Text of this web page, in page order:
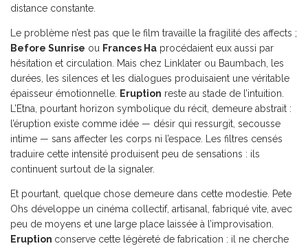
distance constante.
Le problème n’est pas que le film travaille la fragilité des affects ;
Before Sunrise ou Frances Ha procédaient eux aussi par
hésitation et circulation. Mais chez Linklater ou Baumbach, les
durées, les silences et les dialogues produisaient une véritable
épaisseur émotionnelle.
Eruption reste au stade de l’intuition.
L’Etna, pourtant horizon symbolique du récit, demeure abstrait :
l’éruption existe comme idée — désir qui ressurgit, secousse
intime — sans affecter les corps ni l’espace. Les filtres censés
traduire cette intensité produisent peu de sensations : ils
continuent surtout de la signaler.
Et pourtant, quelque chose demeure dans cette modestie. Pete
Ohs développe un cinéma collectif, artisanal, fabriqué vite, avec
peu de moyens et une large place laissée à l’improvisation.
Eruption conserve cette légèreté de fabrication : il ne cherche